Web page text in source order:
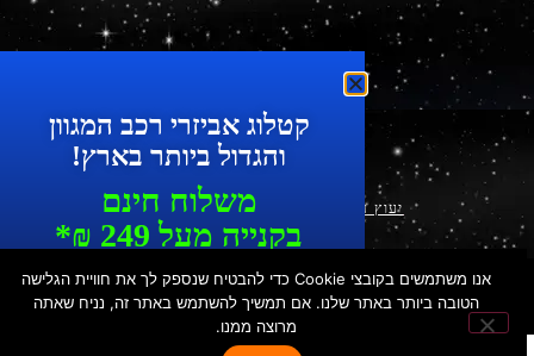
מוצרים מתקדמים לרכב
יעוץ עסקי ושיווק דיגיטלי|עיצוב ופיתוח
7287550 | נייד: 052-3376032
אנו משתמשים בקובצי Cookie כדי להבטיח שנספק לך את חוויית הגלישה
הטובה ביותר באתר שלנו. אם תמשיך להשתמש באתר זה, נניח שאתה
מרוצה ממנו.
קטלוג אביזרי רכב המגוון
והגדול ביותר בארץ!
משלוח חינם
בקנייה מעל 249 ₪*
כל המוצרים ניתנים לאיסוף עצמי